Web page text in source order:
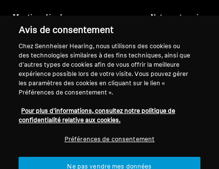
Explorer
À propos de nous
Innovations
Sound Space
Mentions légales
Politique de confidentialité
générale
Conditions générales de vente en
ligne aux consommateurs
Politique de divulgation
coordonnée des vulnérabilités
Notre entreprise
Carrière chez Sonova
Contacts presse
Salle de presse
Ambassadeurs de la
Avis de consentement
Chez Sennheiser Hearing, nous utilisons des cookies ou
des technologies similaires à des fins techniques, ainsi que
d'autres types de cookies afin de vous offrir la meilleure
expérience possible lors de votre visite. Vous pouvez gérer
les paramètres des cookies en cliquant sur le lien «
Préférences de consentement ».
Pour plus d'informations, consultez notre politique de
confidentialité relative aux cookies.
Préférences de consentement
Ne pas vendre mes données